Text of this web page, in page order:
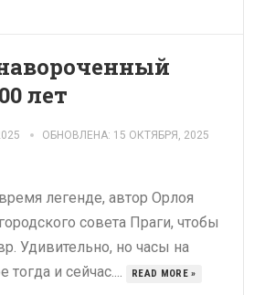
лет
ОБНОВЛЕНА: 15 ОКТЯБРЯ, 2025
легенде, автор Орлоя
совета Праги, чтобы
Удивительно, но часы на
и сейчас....
READ MORE »